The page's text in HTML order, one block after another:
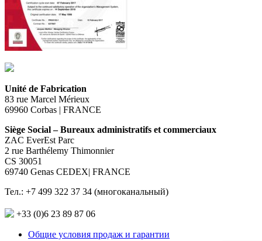
Unité de Fabrication
83 rue Marcel Mérieux
69960 Corbas | FRANCE
Siège Social – Bureaux administratifs et commerciaux
ZAC EverEst Parc
2 rue Barthélemy Thimonnier
CS 30051
69740 Genas CEDEX| FRANCE
Тел.: +7 499 322 37 34 (многоканальный)
+33 (0)6 23 89 87 06
Общие условия продаж и гарантии